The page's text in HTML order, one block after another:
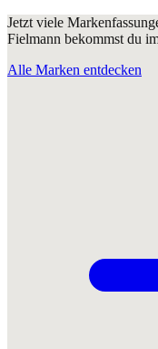
Jetzt viele
Fielmann bekommst du
Alle Marken entdecken